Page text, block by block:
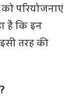
परियोजनाएं
है कि इन
तरह की